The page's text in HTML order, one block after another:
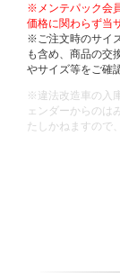
※メンテパック会
価格に関わらず当
※ご注文時のサイ
も含め、商品の交
やサイズ等をご確
※違法改造車の入
ェンダーからのは
たしかねますので